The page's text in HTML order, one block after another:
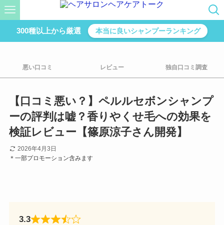
300種以上から厳選 本当に良いシャンプーランキング
悪い口コミ レビュー 独自口コミ調査
【口コミ悪い？】ペルルセボンシャンプ
ーの評判は嘘？香りやくせ毛への効果を
検証レビュー【篠原涼子さん開発】
2026年4月3日
＊一部プロモーション含みます
3.3